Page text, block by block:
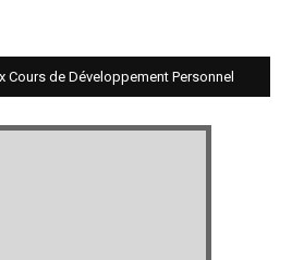
Cours de Développement Personnel